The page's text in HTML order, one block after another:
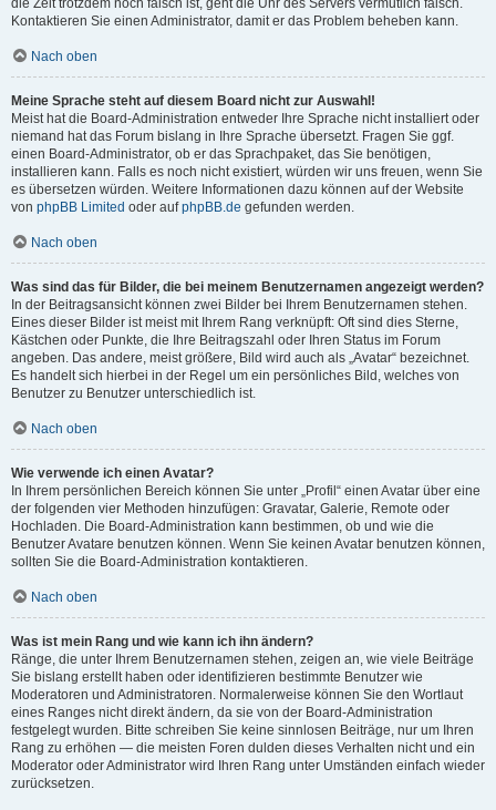
die Zeit trotzdem noch falsch ist, geht die Uhr des Servers vermutlich falsch.
Kontaktieren Sie einen Administrator, damit er das Problem beheben kann.
Nach oben
Meine Sprache steht auf diesem Board nicht zur Auswahl!
Meist hat die Board-Administration entweder Ihre Sprache nicht installiert oder
niemand hat das Forum bislang in Ihre Sprache übersetzt. Fragen Sie ggf.
einen Board-Administrator, ob er das Sprachpaket, das Sie benötigen,
installieren kann. Falls es noch nicht existiert, würden wir uns freuen, wenn Sie
es übersetzen würden. Weitere Informationen dazu können auf der Website
von phpBB Limited oder aufphpBB.de gefunden werden.
Nach oben
Was sind das für Bilder, die bei meinem Benutzernamen angezeigt werden?
In der Beitragsansicht können zwei Bilder bei Ihrem Benutzernamen stehen.
Eines dieser Bilder ist meist mit Ihrem Rang verknüpft: Oft sind dies Sterne,
Kästchen oder Punkte, die Ihre Beitragszahl oder Ihren Status im Forum
angeben. Das andere, meist größere, Bild wird auch als „Avatar“ bezeichnet.
Es handelt sich hierbei in der Regel um ein persönliches Bild, welches von
Benutzer zu Benutzer unterschiedlich ist.
Nach oben
Wie verwende ich einen Avatar?
In Ihrem persönlichen Bereich können Sie unter „Profil“ einen Avatar über eine
der folgenden vier Methoden hinzufügen: Gravatar, Galerie, Remote oder
Hochladen. Die Board-Administration kann bestimmen, ob und wie die
Benutzer Avatare benutzen können. Wenn Sie keinen Avatar benutzen können,
sollten Sie die Board-Administration kontaktieren.
Nach oben
Was ist mein Rang und wie kann ich ihn ändern?
Ränge, die unter Ihrem Benutzernamen stehen, zeigen an, wie viele Beiträge
Sie bislang erstellt haben oder identifizieren bestimmte Benutzer wie
Moderatoren und Administratoren. Normalerweise können Sie den Wortlaut
eines Ranges nicht direkt ändern, da sie von der Board-Administration
festgelegt wurden. Bitte schreiben Sie keine sinnlosen Beiträge, nur um Ihren
Rang zu erhöhen — die meisten Foren dulden dieses Verhalten nicht und ein
Moderator oder Administrator wird Ihren Rang unter Umständen einfach wieder
zurücksetzen.